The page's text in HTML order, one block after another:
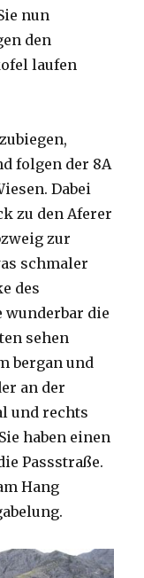
nun
den
laufen
folgen der 8A
Dabei
zu den Aferer
zur
schmaler
des
wunderbar die
sehen
bergan und
an der
und rechts
haben einen
Passstraße.
Hang